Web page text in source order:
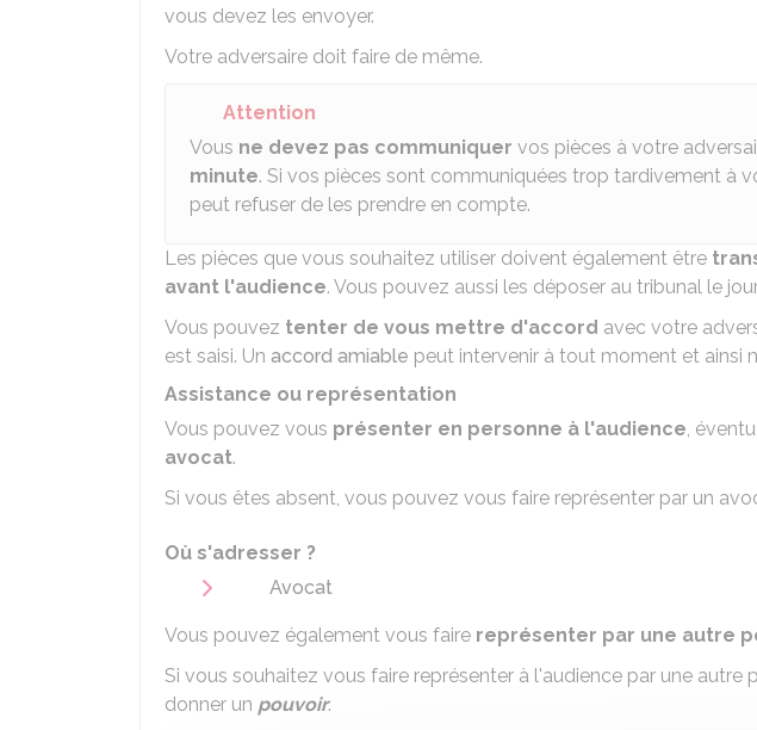
vous devez les envoyer.
Votre adversaire doit faire de même.
Attention
Vous ne devez pas communiquer vos pièces à votre
minute. Si vos pièces sont communiquées trop tardivement à
peut refuser de les prendre en compte.
Les pièces que vous souhaitez utiliser doivent également être
avant l'audience. Vous pouvez aussi les déposer au tribunal le
Vous pouvez tenter de vous mettre d'accord avec votre
est saisi. Un accord amiable peut intervenir à tout moment et ainsi
Assistance ou représentation
Vous pouvez vous présenter en personne à l'audience,
avocat.
Si vous êtes absent, vous pouvez vous faire représenter par un
Où s'adresser ?
Avocat
Vous pouvez également vous faire représenter par une autre
Si vous souhaitez vous faire représenter à l'audience par une autre
donner un pouvoir.